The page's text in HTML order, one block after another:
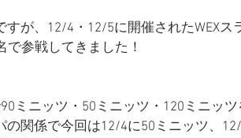
すが、12/4・12/5に開催されたWEX
で参戦してきました！
ミニッツ・50ミニッツ・120ミニッ
の関係で今回は12/4に50ミニッツ、